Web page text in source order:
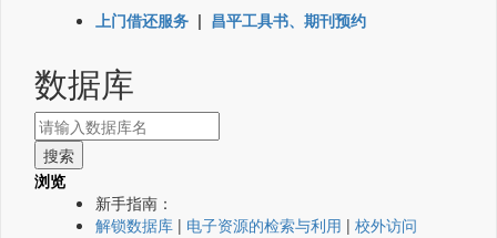
上门借还服务 | 昌平工具书、期刊预约
数据库
浏览
新手指南：
解锁数据库 | 电子资源的检索与利用 | 校外访问